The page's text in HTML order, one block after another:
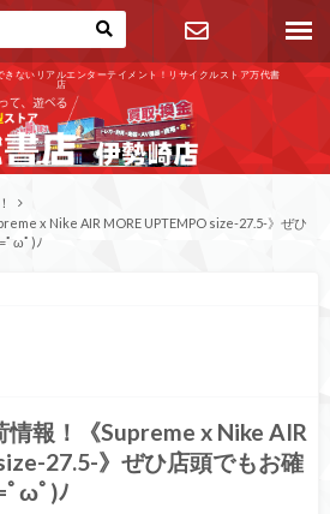
きないリアルエンターテイメント！リサイクルストア万代書
店
お問い合わ
せ
x Nike AIR MORE UPTEMPO size-27.5-》ぜひ
ﾟωﾟ)ﾉ
情報！《Supreme x Nike AIR
27.5-》ぜひ店頭でもお確
ﾟωﾟ)ﾉ